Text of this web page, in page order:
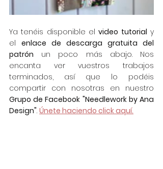
Ya tenéis disponible el video tutorial y
el enlace de descarga gratuita del
patrón un poco más abajo. Nos
encanta ver vuestros trabajos
terminados, así que lo podéis
Grupo de Facebook "Needlework by Ana
Design". Únete haciendo click aquí.